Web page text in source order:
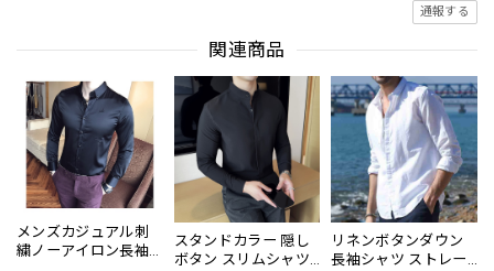
通報する
関連商品
メンズカジュアル刺
繍ノーアイロン長袖
スタンドカラー 隠し
ボタン スリムシャツ
リネンボタンダウン
長袖シャツ ストレー